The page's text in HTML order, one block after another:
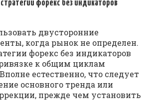
форекс без индикаторов
двусторонние
когда рынок не определен.
форекс без индикаторов
к общим циклам
естественно, что следует
основного тренда или
прежде чем установить